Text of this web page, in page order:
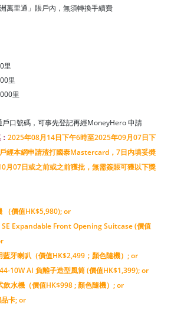
萬里通」賬戶內，無須轉換手續費
里
里
里
口號碼，可事先登記再經MoneyHero 申請
2025年08月14日下午6時至2025年09月07日下
經本網申請渣打國泰Mastercard，7日内填妥奬
月07日或之前或之前獲批，無需簽賬可獲以下獎
（價值HK$5,980); or
SE Expandable Front Opening Suitcase (價值
牙喇叭（價值HK$2,499；顏色隨機）; or
10W AI 負離子造型風筒 (價值HK$1,399); or
飲水機（價值HK$998 ; 顏色隨機）; or
卡; or